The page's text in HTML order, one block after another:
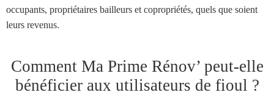
occupants, propriétaires bailleurs et copropriétés, quels que soient
leurs revenus.
Comment Ma Prime Rénov’ peut-elle
bénéficier aux utilisateurs de fioul ?